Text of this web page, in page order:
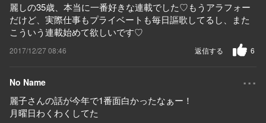
麗しの35歳、本当に一番好きな連載でした♡もうアラフォー
だけど、実際仕事もプライベートも毎日謳歌してるし、また
こういう連載始めて欲しいです♡
2017/12/27 08:46 6
返信する
No Name ...
麗子さんの話が今年で1番面白かったなぁー！
月曜日わくわくしてた